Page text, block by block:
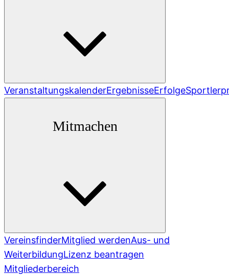
VeranstaltungskalenderErgebnisseErfolge
Mitmachen
VereinsfinderMitglied werdenAus- und
WeiterbildungLizenz beantragen
Mitgliederbereich